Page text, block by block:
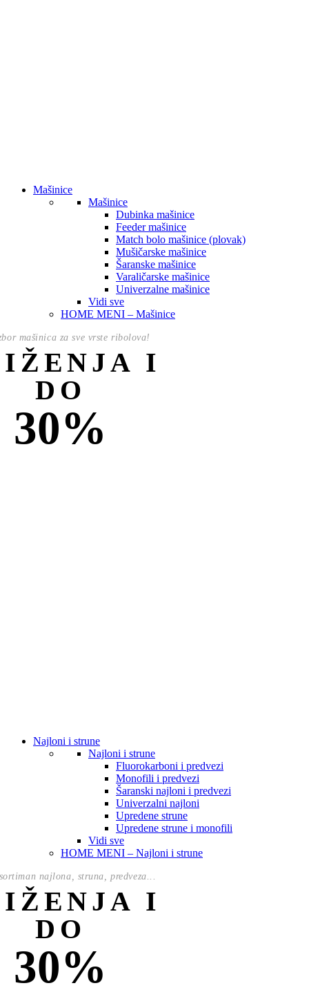
Mašinice
Mašinice
Dubinka mašinice
Feeder mašinice
Match bolo mašinice (plovak)
Mušičarske mašinice
Šaranske mašinice
Varaličarske mašinice
Univerzalne mašinice
Vidi sve
HOME MENI – Mašinice
mašinica za sve vrste ribolova!
I
DO
30%
Najloni i strune
Najloni i strune
Fluorokarboni i predvezi
Monofili i predvezi
Šaranski najloni i predvezi
Univerzalni najloni
Upredene strune
Upredene strune i monofili
Vidi sve
HOME MENI – Najloni i strune
najlona, struna, predveza...
I
DO
30%